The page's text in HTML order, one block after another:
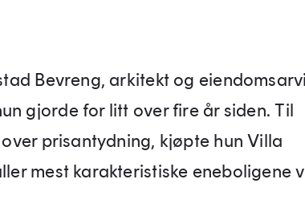
Bevreng, arkitekt og
gjorde for litt over fire år siden. Til
prisantydning, kjøpte hun Villa
mest karakteristiske eneboligene